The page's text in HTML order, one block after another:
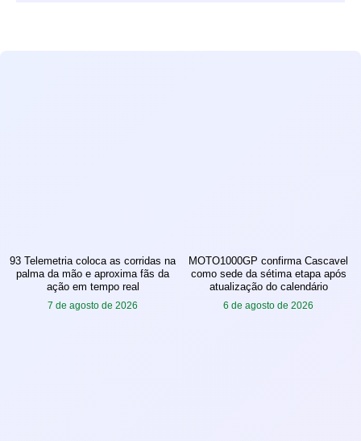
93 Telemetria coloca as corridas na
palma da mão e aproxima fãs da
ação em tempo real
7 de agosto de 2026
MOTO1000GP confirma Cascavel
como sede da sétima etapa após
atualização do calendário
6 de agosto de 2026